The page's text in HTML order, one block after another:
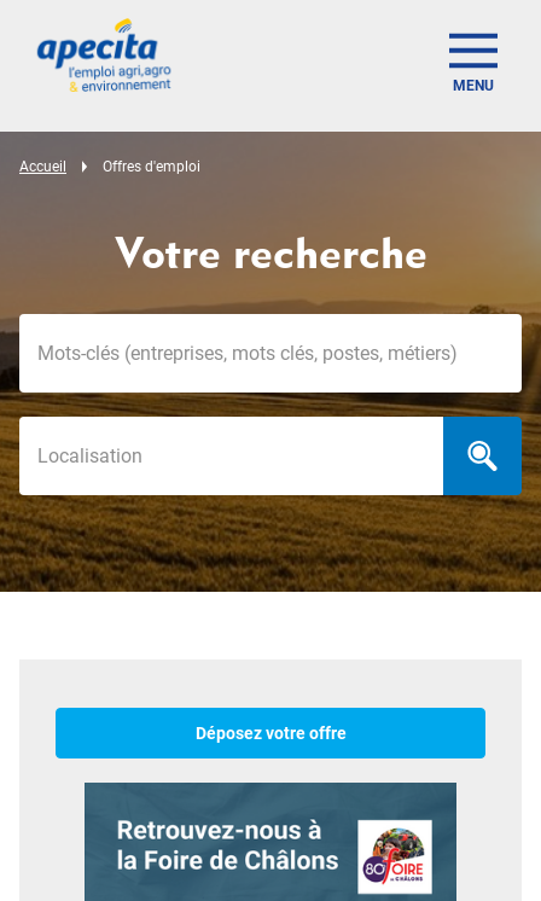
MENU
Accueil Offres d'emploi
Votre recherche
Déposez votre offre